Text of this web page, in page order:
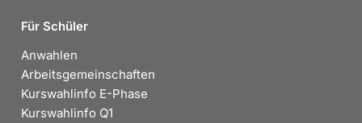
Für Schüler
Anwahlen
Arbeitsgemeinschaften
Kurswahlinfo E-Phase
Kurswahlinfo Q1